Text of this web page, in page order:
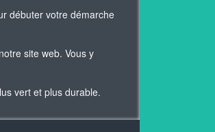
débuter votre démarche
site web. Vous y
vert et plus durable.